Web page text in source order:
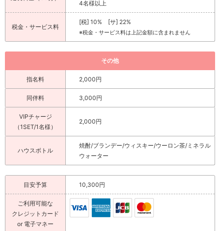
4名様以上
税金・サービス料
[税] 10% [サ] 22%
※税金・サービス料は上記金額に含まれません
その他
指名料 2,000円
同伴料 3,000円
VIPチャージ
（1SET/1名様）
2,000円
ハウスボトル
焼酎/ブランデー/ウィスキー/ウーロン茶/ミネラル
ウォーター
目安予算 10,300円
ご利用可能な
クレジットカード
or 電子マネー